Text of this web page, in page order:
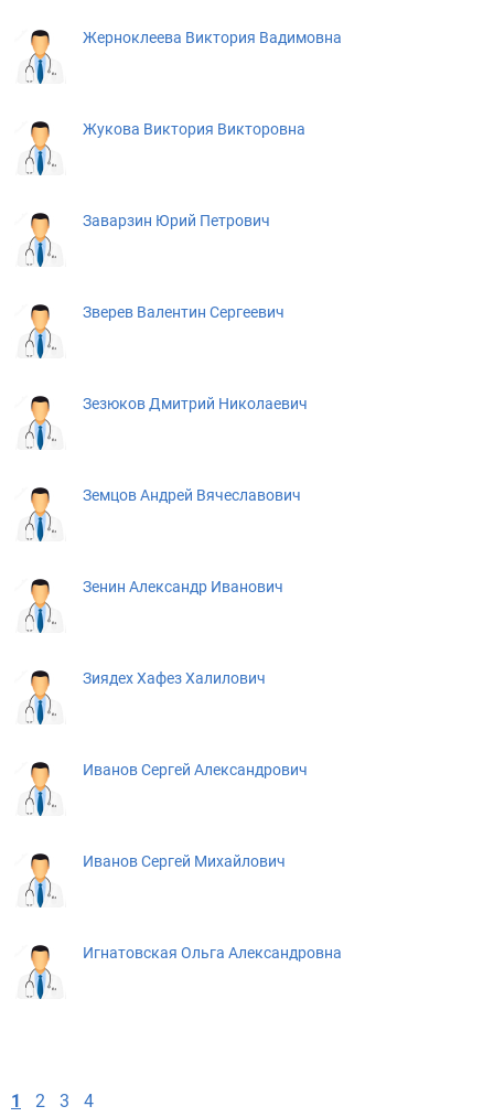
Жерноклеева Виктория Вадимовна
Жукова Виктория Викторовна
Заварзин Юрий Петрович
Зверев Валентин Сергеевич
Зезюков Дмитрий Николаевич
Земцов Андрей Вячеславович
Зенин Александр Иванович
Зиядех Хафез Халилович
Иванов Сергей Александрович
Иванов Сергей Михайлович
Игнатовская Ольга Александровна
1 2 3 4